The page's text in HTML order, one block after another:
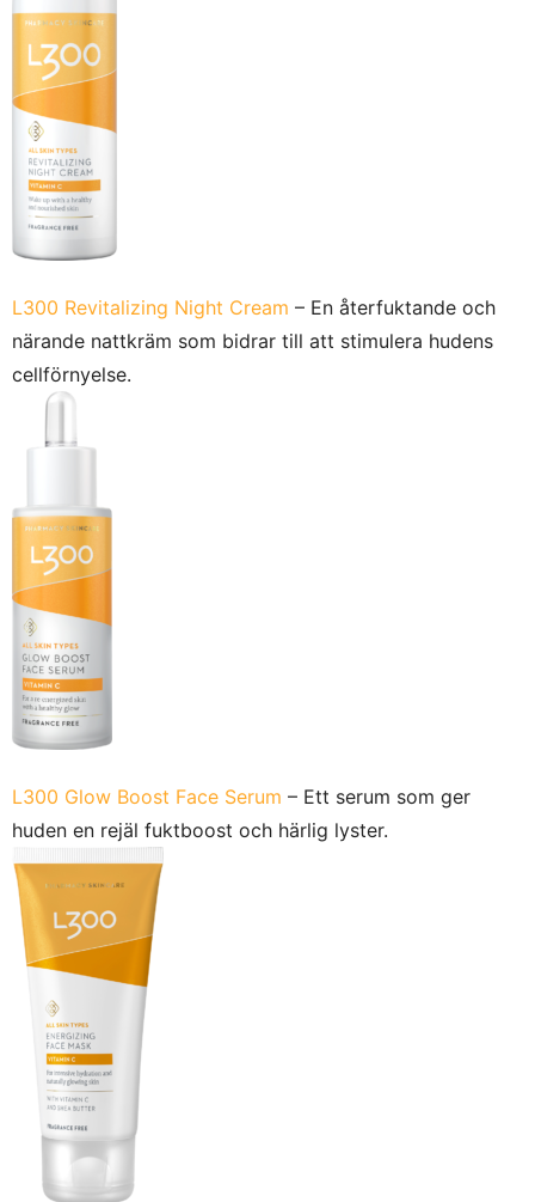
L300 Revitalizing Night Cream – En återfuktande och
närande nattkräm som bidrar till att stimulera hudens
cellförnyelse.
L300 Glow Boost Face Serum – Ett serum som ger
huden en rejäl fuktboost och härlig lyster.